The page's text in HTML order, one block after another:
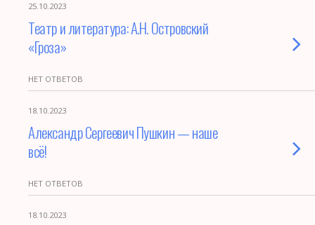
25.10.2023
Театр и литература: А.Н. Островский
«Гроза»
НЕТ ОТВЕТОВ
18.10.2023
Александр Сергеевич Пушкин — наше
всё!
НЕТ ОТВЕТОВ
18.10.2023